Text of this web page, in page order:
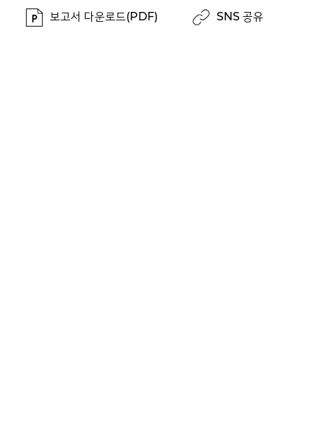
보고서 다운로드(PDF) SNS 공유